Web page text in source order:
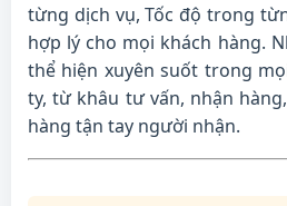
từng dịch vụ, Tốc độ trong
hợp lý cho mọi khách hàng.
thể hiện xuyên suốt trong
ty, từ khâu tư vấn, nhận
hàng tận tay người nhận.